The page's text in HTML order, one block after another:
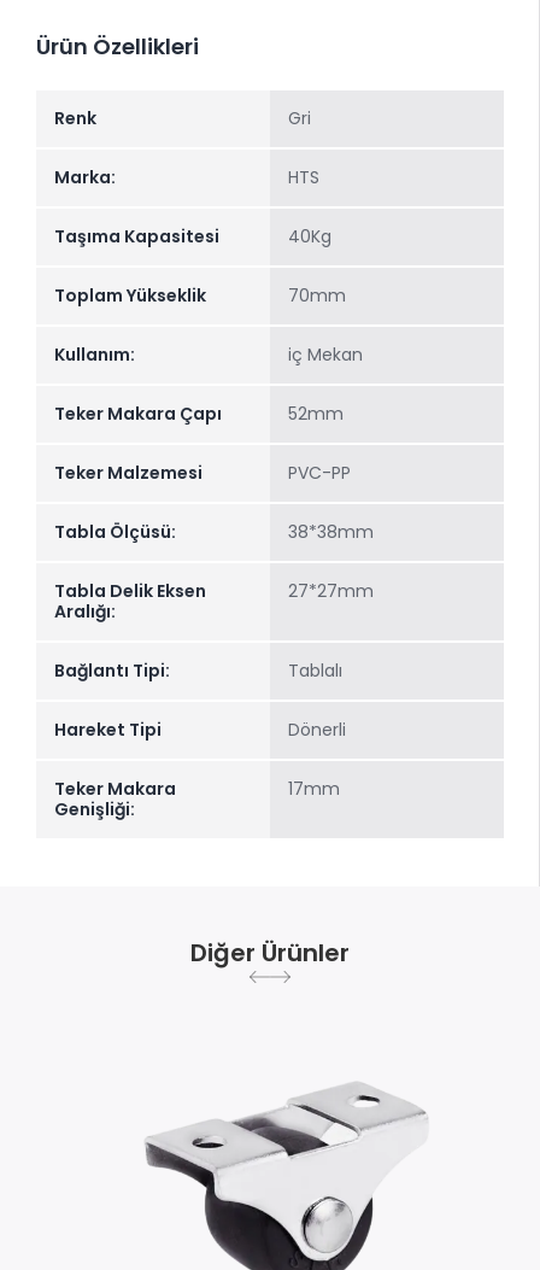
Ürün Özellikleri
Renk Gri
Marka: HTS
Taşıma Kapasitesi 40Kg
Toplam Yükseklik 70mm
Kullanım: iç Mekan
Teker Makara Çapı 52mm
Teker Malzemesi PVC-PP
Tabla Ölçüsü: 38*38mm
Tabla Delik Eksen
Aralığı:
27*27mm
Bağlantı Tipi: Tablalı
Hareket Tipi Dönerli
Teker Makara
Genişliği:
17mm
Diğer Ürünler